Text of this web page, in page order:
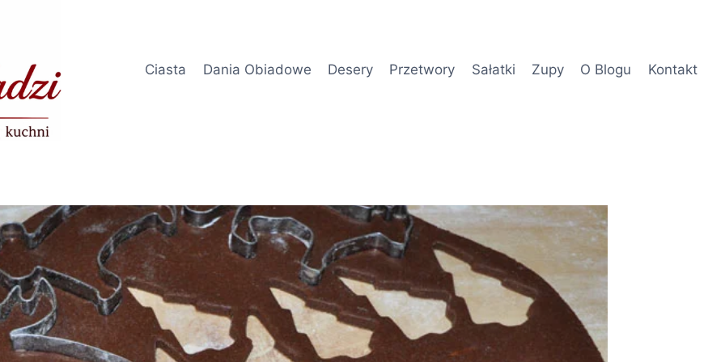
Ciasta
Dania Obiadowe Desery Przetwory Sałatki Zupy O Blogu Kontakt